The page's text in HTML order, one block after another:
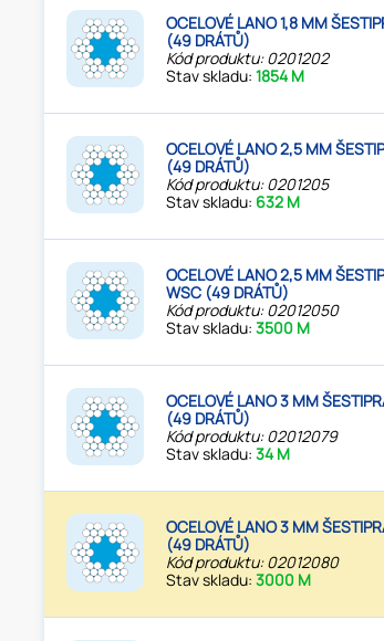
OCELOVÉ LANO 1,8 MM
(49 DRÁTŮ)
Kód produktu: 0201202
Stav skladu:1854 M
OCELOVÉ LANO 2,5 MM
(49 DRÁTŮ)
Kód produktu: 0201205
Stav skladu: 632 M
OCELOVÉ LANO 2,5 MM
WSC (49 DRÁTŮ)
Kód produktu: 02012050
Stav skladu:3500 M
OCELOVÉ LANO 3 MM
(49 DRÁTŮ)
Kód produktu: 02012079
Stav skladu:34 M
OCELOVÉ LANO 3 MM
(49 DRÁTŮ)
Kód produktu: 02012080
Stav skladu:3000 M